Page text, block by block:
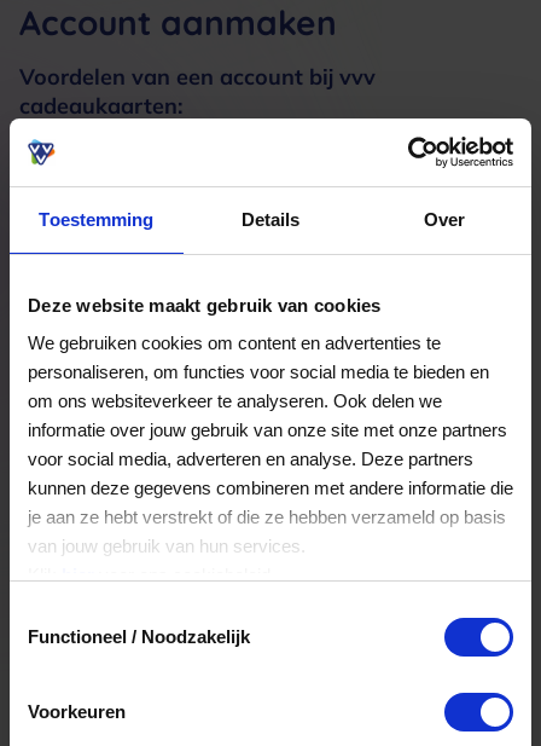
Toestemming Details Over
Deze website maakt gebruik van cookies
We gebruiken cookies om content en advertenties te
personaliseren, om functies voor social media te bieden en
om ons websiteverkeer te analyseren. Ook delen we
informatie over jouw gebruik van onze site met onze partners
voor social media, adverteren en analyse. Deze partners
kunnen deze gegevens combineren met andere informatie die
je aan ze hebt verstrekt of die ze hebben verzameld op basis
van jouw gebruik van hun services.
Functioneel / Noodzakelijk
Voorkeuren
Account aanmaken
Voordelen van een account bij vvv
cadeaukaarten:
Meerdere adressen registreren
Een bestelling volgen
Nog veel meer...
Maak account aan